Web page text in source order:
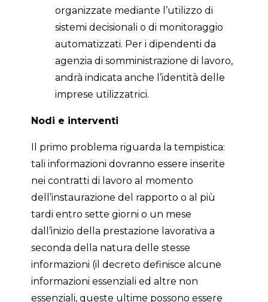
organizzate mediante l’utilizzo di
sistemi decisionali o di monitoraggio
automatizzati. Per i dipendenti da
agenzia di somministrazione di lavoro,
andrà indicata anche l’identità delle
imprese utilizzatrici.
Nodi e interventi
Il primo problema riguarda la tempistica:
tali informazioni dovranno essere inserite
nei contratti di lavoro al momento
dell’instaurazione del rapporto o al più
tardi entro sette giorni o un mese
dall’inizio della prestazione lavorativa a
seconda della natura delle stesse
informazioni (il decreto definisce alcune
informazioni essenziali ed altre non
essenziali, queste ultime possono essere